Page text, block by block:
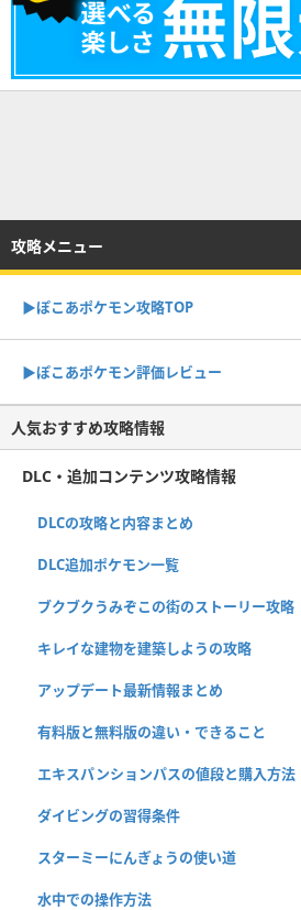
攻略メニュー
▶︎ぽこあポケモン攻略TOP
▶︎ぽこあポケモン評価レビュー
人気おすすめ攻略情報
DLC・追加コンテンツ攻略情報
DLCの攻略と内容まとめ
DLC追加ポケモン一覧
ブクブクうみぞこの街のストーリー攻略
キレイな建物を建築しようの攻略
アップデート最新情報まとめ
有料版と無料版の違い・できること
エキスパンションパスの値段と購入方法
ダイビングの習得条件
スターミーにんぎょうの使い道
水中での操作方法